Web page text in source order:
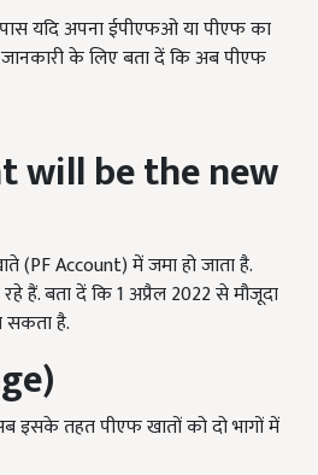
यदि अपना ईपीएफओ या पीएफ का
के लिए बता दें कि अब पीएफ
will be the new
(PF Account) में जमा हो जाता है.
हैं. बता दें कि 1 अप्रैल 2022 से मौजूदा
सकता है.
तहत पीएफ खातों को दो भागों में